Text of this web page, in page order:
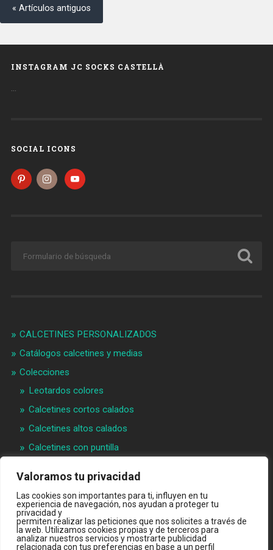
Valoramos tu privacidad
Las cookies son importantes para ti, influyen en tu
experiencia de navegación, nos ayudan a proteger tu
privacidad y
permiten realizar las peticiones que nos solicites a través de
la web. Utilizamos cookies propias y de terceros para
analizar nuestros servicios y mostrarte publicidad
relacionada con tus preferencias en base a un perfil
« Artículos antiguos
INSTAGRAM JC SOCKS CASTELLÀ
…
SOCIAL ICONS
CALCETINES PERSONALIZADOS
Catálogos calcetines y medias
Colecciones
Leotardos colores
Calcetines cortos calados
Calcetines altos calados
Calcetines con puntilla
Materias primeras
Videos
Quiénes somos
Contacto